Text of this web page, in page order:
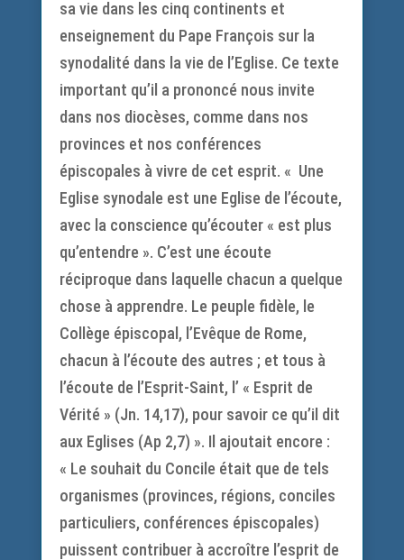
sa vie dans les cinq continents et
enseignement du Pape François sur la
synodalité dans la vie de l’Eglise. Ce texte
important qu’il a prononcé nous invite
dans nos diocèses, comme dans nos
provinces et nos conférences
épiscopales à vivre de cet esprit. « Une
Eglise synodale est une Eglise de l’écoute,
avec la conscience qu’écouter « est plus
qu’entendre ». C’est une écoute
réciproque dans laquelle chacun a quelque
chose à apprendre. Le peuple fidèle, le
Collège épiscopal, l’Evêque de Rome,
chacun à l’écoute des autres ; et tous à
l’écoute de l’Esprit-Saint, l’ « Esprit de
Vérité » (Jn. 14,17), pour savoir ce qu’il dit
aux Eglises (Ap 2,7) ». Il ajoutait encore :
« Le souhait du Concile était que de tels
organismes (provinces, régions, conciles
particuliers, conférences épiscopales)
puissent contribuer à accroître l’esprit de